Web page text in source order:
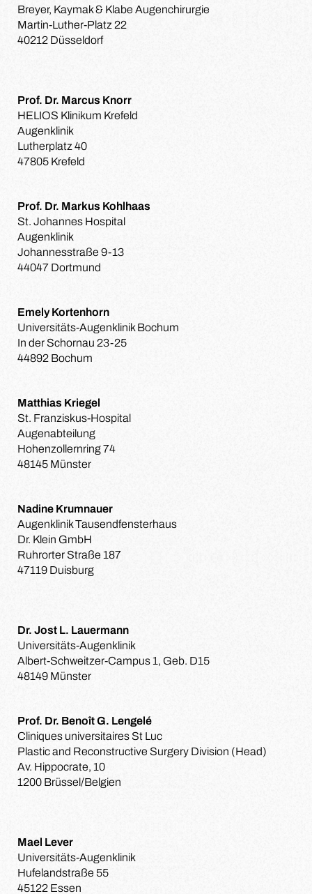
Breyer, Kaymak & Klabe Augenchirurgie
Martin-Luther-Platz 22
40212 Düsseldorf
Prof. Dr. Marcus Knorr
HELIOS Klinikum Krefeld
Augenklinik
Lutherplatz 40
47805 Krefeld
Prof. Dr. Markus Kohlhaas
St. Johannes Hospital
Augenklinik
Johannesstraße 9-13
44047 Dortmund
Emely Kortenhorn
Universitäts-Augenklinik Bochum
In der Schornau 23-25
44892 Bochum
Matthias Kriegel
St. Franziskus-Hospital
Augenabteilung
Hohenzollernring 74
48145 Münster
Nadine Krumnauer
Augenklinik Tausendfensterhaus
Dr. Klein GmbH
Ruhrorter Straße 187
47119 Duisburg
Dr. Jost L. Lauermann
Universitäts-Augenklinik
Albert-Schweitzer-Campus 1, Geb. D15
48149 Münster
Prof. Dr. Benoît G. Lengelé
Cliniques universitaires St Luc
Plastic and Reconstructive Surgery Division (Head)
Av. Hippocrate, 10
1200 Brüssel/Belgien
Mael Lever
Universitäts-Augenklinik
Hufelandstraße 55
45122 Essen